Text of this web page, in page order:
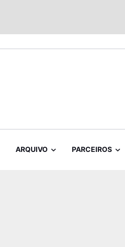
ARQUIVO PARCEIROS